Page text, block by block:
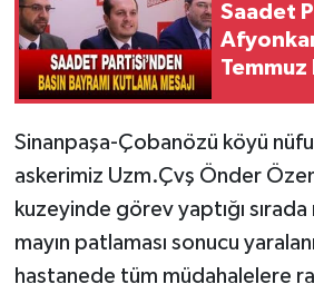
Saadet
Temmuz
Sinanpaşa-Çobanözü köyü
askerimiz Uzm.Çvş Önder
kuzeyinde görev yaptığı
mayın patlaması sonucu
hastanede tüm müdahalelere